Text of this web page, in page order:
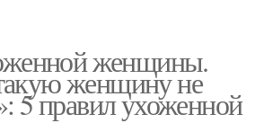
женщины.
женщину не
5 правил ухоженной